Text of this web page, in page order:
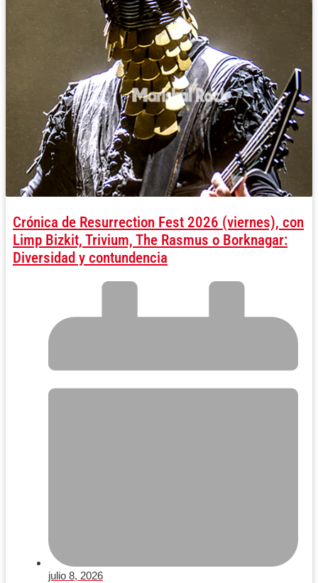
Crónica de Resurrection Fest 2026 (viernes), con
Limp Bizkit, Trivium, The Rasmus o Borknagar:
Diversidad y contundencia
julio 8, 2026